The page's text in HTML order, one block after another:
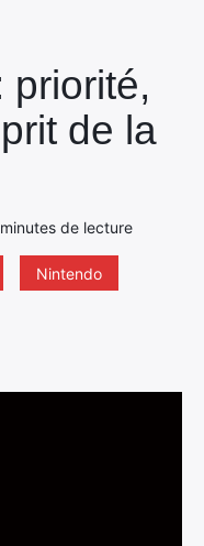
priorité,
de la
de lecture
Nintendo